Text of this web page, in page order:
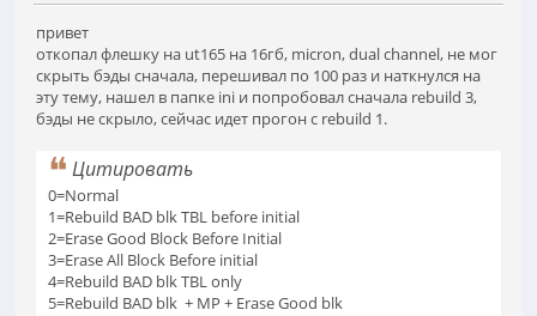
привет
откопал флешку на ut165 на 16гб, micron, dual channel, не мог
скрыть бэды сначала, перешивал по 100 раз и наткнулся на
эту тему, нашел в папке ini и попробовал сначала rebuild 3,
бэды не скрыло, сейчас идет прогон с rebuild 1.
Цитировать
0=Normal
1=Rebuild BAD blk TBL before initial
2=Erase Good Block Before Initial
3=Erase All Block Before initial
4=Rebuild BAD blk TBL only
5=Rebuild BAD blk + MP + Erase Good blk